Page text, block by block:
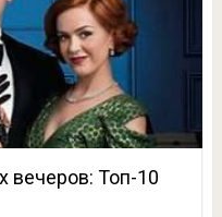
вечеров: Топ-10